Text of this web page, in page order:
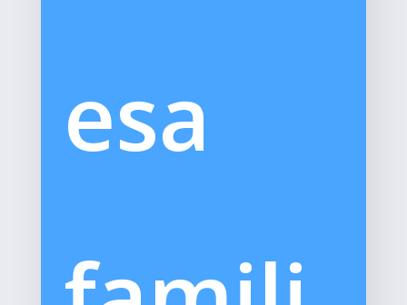
esa